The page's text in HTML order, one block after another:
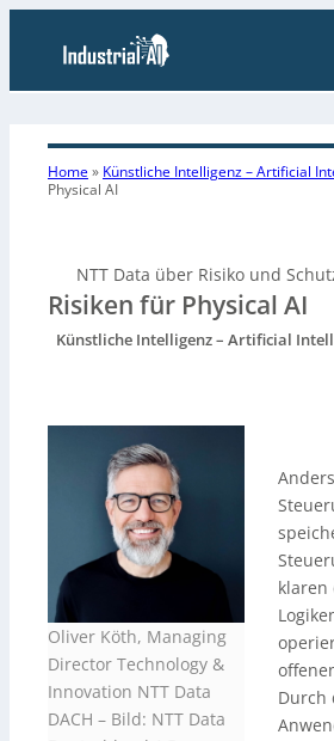
Home» Künstliche Intelligenz – Artificial
Physical AI
NTT Data über Risiko und
Risiken für Physical AI
Künstliche Intelligenz – Artificial
Oliver Köth, Managing
Director Technology &
Innovation NTT Data
DACH – Bild: NTT Data
klaren
Durch